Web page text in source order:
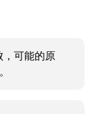
，可能的原